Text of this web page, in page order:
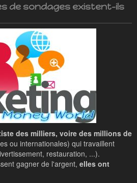
de sondages existent-ils
des milliers, voire des millions de
ou internationales) qui travaillent
restauration, ...).
gagner de l'argent, elles ont